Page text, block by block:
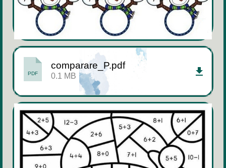
PDF
comparare_P.pdf
0.1 MB